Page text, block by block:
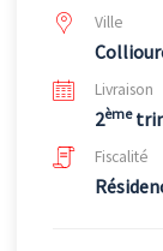
Ville
Livraison
2ème
Fiscalité